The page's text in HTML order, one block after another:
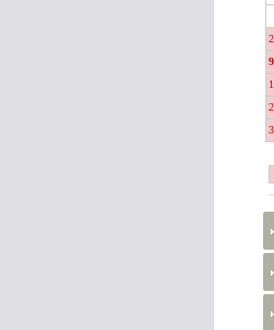
2
9